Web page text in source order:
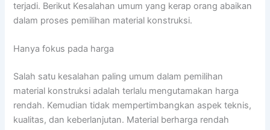
terjadi. Berikut Kesalahan umum yang kerap orang abaikan
dalam proses pemilihan material konstruksi.
Hanya fokus pada harga
Salah satu kesalahan paling umum dalam pemilihan
material konstruksi adalah terlalu mengutamakan harga
rendah. Kemudian tidak mempertimbangkan aspek teknis,
kualitas, dan keberlanjutan. Material berharga rendah